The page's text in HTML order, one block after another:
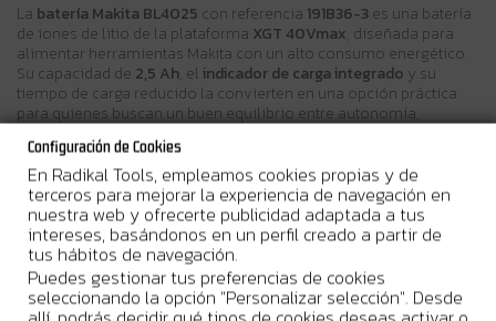
La batería Makita BL4025 con referencia 191B36-3 es una batería
de iones de litio de la plataforma XGT 40Vmax, diseñada para
alimentar herramientas Makita con un alto consumo energético.
Su capacidad de 2,5 Ah, elindicador de carga integrado y su
tiempo de carga reducido la convierten en una opción práctica
para quienes buscan un buen equilibrio entre autonomía,
ligereza y rapidez de carga.
Características técnicas
Configuración de Cookies
En Radikal Tools, empleamos cookies propias y de
terceros para mejorar la experiencia de navegación en
nuestra web y ofrecerte publicidad adaptada a tus
intereses, basándonos en un perfil creado a partir de
tus hábitos de navegación.
Puedes gestionar tus preferencias de cookies
seleccionando la opción "Personalizar selección". Desde